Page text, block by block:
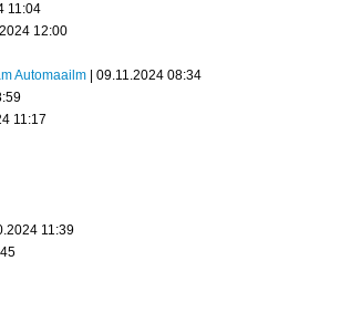
11:04
12:00
Automaailm | 09.11.2024 08:34
11:17
11:39